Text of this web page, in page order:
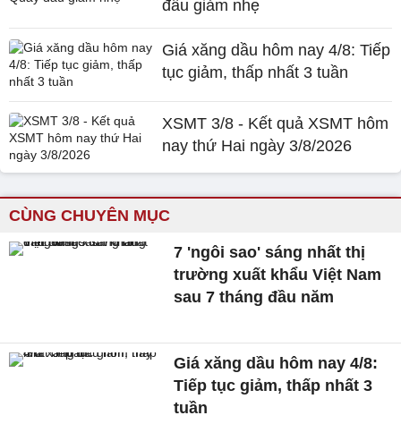
đầu giảm nhẹ
Giá xăng dầu hôm nay 4/8: Tiếp
tục giảm, thấp nhất 3 tuần
XSMT 3/8 - Kết quả XSMT hôm
nay thứ Hai ngày 3/8/2026
CÙNG CHUYÊN MỤC
7 'ngôi sao' sáng nhất thị
trường xuất khẩu Việt Nam
sau 7 tháng đầu năm
Giá xăng dầu hôm nay 4/8:
Tiếp tục giảm, thấp nhất 3
tuần